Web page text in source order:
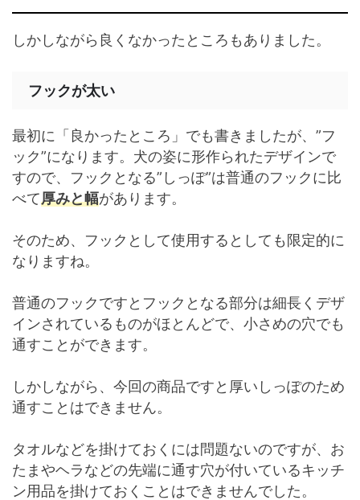
しかしながら良くなかったところもありました。
フックが太い
最初に「良かったところ」でも書きましたが、”フ
ック”になります。犬の姿に形作られたデザインで
すので、フックとなる”しっぽ”は普通のフックに比
べて厚みと幅があります。
そのため、フックとして使用するとしても限定的に
なりますね。
普通のフックですとフックとなる部分は細長くデザ
インされているものがほとんどで、小さめの穴でも
通すことができます。
しかしながら、今回の商品ですと厚いしっぽのため
通すことはできません。
タオルなどを掛けておくには問題ないのですが、お
たまやヘラなどの先端に通す穴が付いているキッチ
ン用品を掛けておくことはできませんでした。